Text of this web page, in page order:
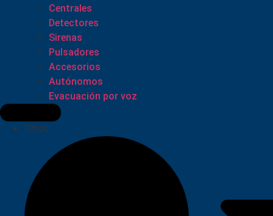
Centrales
Detectores
Sirenas
Pulsadores
Accesorios
Autónomos
Evacuación por voz
Otros